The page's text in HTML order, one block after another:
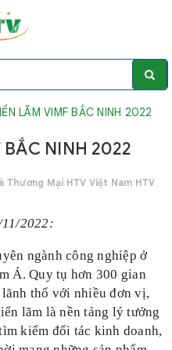
LÃM VIMF BẮC NINH 2022
BẮC NINH 2022
Thương Mại HTV Việt Nam HTV
2022:
ngành công nghiệp ở
Á. Quy tụ hơn 300 gian
thổ với nhiều đơn vị,
lãm là nền tảng lý tưởng
kiếm đối tác kinh doanh,